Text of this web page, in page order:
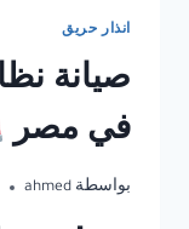
انذار حريق
في مصر
بواسطة ahmed